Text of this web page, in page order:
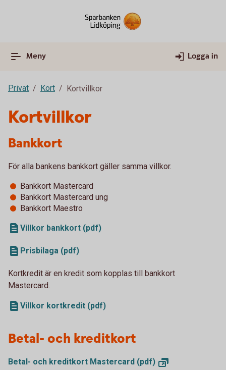
Meny Logga in
Privat Kort Kortvillkor
Kortvillkor
Bankkort
För alla bankens bankkort gäller samma villkor.
Bankkort Mastercard
Bankkort Mastercard ung
Bankkort Maestro
Villkor bankkort (pdf)
Prisbilaga (pdf)
Kortkredit är en kredit som kopplas till bankkort
Mastercard.
Villkor kortkredit (pdf)
Betal- och kreditkort
Betal- och kreditkort Mastercard (pdf)